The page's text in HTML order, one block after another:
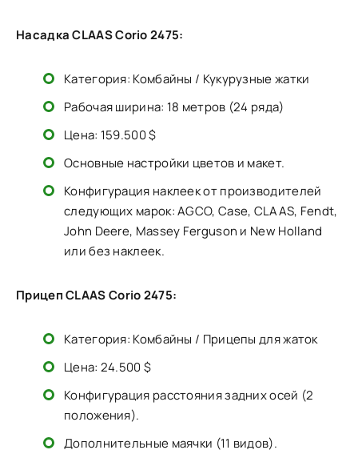
Насадка CLAAS Corio 2475:
Категория: Комбайны / Кукурузные жатки
Рабочая ширина: 18 метров (24 ряда)
Цена: 159.500 $
Основные настройки цветов и макет.
Конфигурация наклеек от производителей
следующих марок: AGCO, Case, CLAAS, Fendt,
John Deere, Massey Ferguson и New Holland
или без наклеек.
Прицеп CLAAS Corio 2475:
Категория: Комбайны / Прицепы для жаток
Цена: 24.500 $
Конфигурация расстояния задних осей (2
положения).
Дополнительные маячки (11 видов).